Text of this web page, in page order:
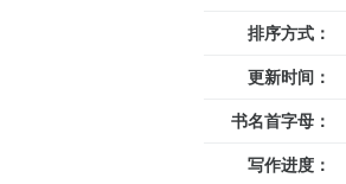
排序方式：
更新时间：
书名首字母：
写作进度：